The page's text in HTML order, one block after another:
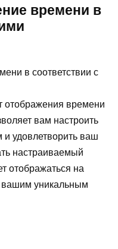
времени в
отображения времени
вам настроить
удовлетворить ваш
настраиваемый
отображаться на
вашим уникальным